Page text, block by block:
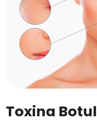
Toxina